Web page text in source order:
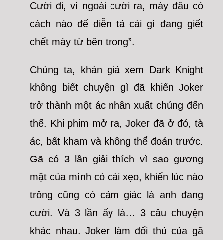
Cười đi, vì ngoài cười ra, mày đâu có
cách nào để diễn tả cái gì đang giết
chết mày từ bên trong”.
Chúng ta, khán giả xem Dark Knight
không biết chuyện gì đã khiến Joker
trở thành một ác nhân xuất chúng đến
thế. Khi phim mở ra, Joker đã ở đó, tà
ác, bất kham và không thể đoán trước.
Gã có 3 lần giải thích vì sao gương
mặt của mình có cái xẹo, khiến lúc nào
trông cũng có cảm giác là anh đang
cười. Và 3 lần ấy là… 3 câu chuyện
khác nhau. Joker làm đối thủ của gã